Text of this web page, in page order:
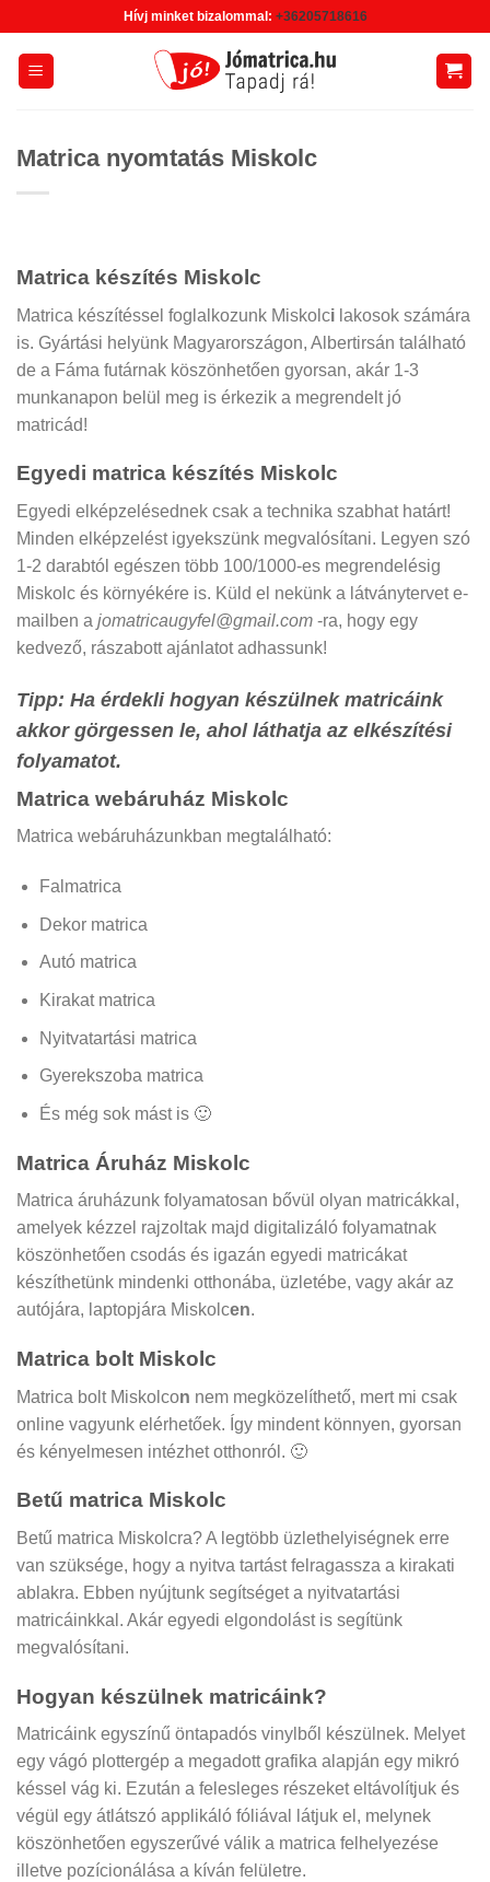
content
Hívj minket bizalommal: +36205718616
Matrica nyomtatás Miskolc
Matrica készítés Miskolc
Matrica készítéssel foglalkozunk Miskolci lakosok számára
is. Gyártási helyünk Magyarországon, Albertirsán található
de a Fáma futárnak köszönhetően gyorsan, akár 1-3
munkanapon belül meg is érkezik a megrendelt jó
matricád!
Egyedi matrica készítés Miskolc
Egyedi elképzelésednek csak a technika szabhat határt!
Minden elképzelést igyekszünk megvalósítani. Legyen szó
1-2 darabtól egészen több 100/1000-es megrendelésig
Miskolc és környékére is. Küld el nekünk a látványtervet e-
mailben a jomatricaugyfel@gmail.com -ra, hogy egy
kedvező, rászabott ajánlatot adhassunk!
Tipp: Ha érdekli hogyan készülnek matricáink
akkor görgessen le, ahol láthatja az elkészítési
folyamatot.
Matrica webáruház Miskolc
Matrica webáruházunkban megtalálható:
Falmatrica
Dekor matrica
Autó matrica
Kirakat matrica
Nyitvatartási matrica
Gyerekszoba matrica
És még sok mást is 🙂
Matrica Áruház Miskolc
Matrica áruházunk folyamatosan bővül olyan matricákkal,
amelyek kézzel rajzoltak majd digitalizáló folyamatnak
köszönhetően csodás és igazán egyedi matricákat
készíthetünk mindenki otthonába, üzletébe, vagy akár az
autójára, laptopjára Miskolcen.
Matrica bolt Miskolc
Matrica bolt Miskolcon nem megközelíthető, mert mi csak
online vagyunk elérhetőek. Így mindent könnyen, gyorsan
és kényelmesen intézhet otthonról. 🙂
Betű matrica Miskolc
Betű matrica Miskolcra? A legtöbb üzlethelyiségnek erre
van szüksége, hogy a nyitva tartást felragassza a kirakati
ablakra. Ebben nyújtunk segítséget a nyitvatartási
matricáinkkal. Akár egyedi elgondolást is segítünk
megvalósítani.
Hogyan készülnek matricáink?
Matricáink egyszínű öntapadós vinylből készülnek. Melyet
egy vágó plottergép a megadott grafika alapján egy mikró
késsel vág ki. Ezután a felesleges részeket eltávolítjuk és
végül egy átlátszó applikáló fóliával látjuk el, melynek
köszönhetően egyszerűvé válik a matrica felhelyezése
illetve pozícionálása a kíván felületre.